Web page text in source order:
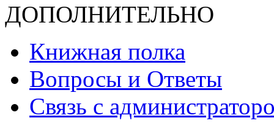
ДОПОЛНИТЕЛЬНО
Книжная полка
Вопросы и Ответы
Связь с